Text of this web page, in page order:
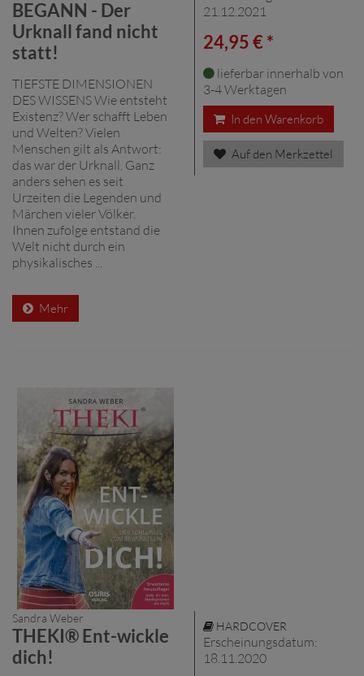
BEGANN - Der
Urknall fand nicht
statt!
TIEFSTE DIMENSIONEN
DES WISSENS Wie entsteht
Existenz? Wer schafft Leben
und Welten? Vielen
Menschen gilt als Antwort:
das war der Urknall. Ganz
anders sehen es seit
Urzeiten die Legenden und
Märchen vieler Völker.
Ihnen zufolge entstand die
Welt nicht durch ein
physikalisches ...
Mehr
21.12.2021
24,95 € *
lieferbar innerhalb von
3-4 Werktagen
In den Warenkorb
Auf den Merkzettel
Sandra Weber
THEKI® Ent-wickle
dich!
HARDCOVER
Erscheinungsdatum:
18.11.2020